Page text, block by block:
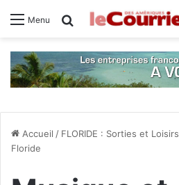
Menu Rechercher
Accueil / FLORIDE : Sorties et Loisirs
Floride